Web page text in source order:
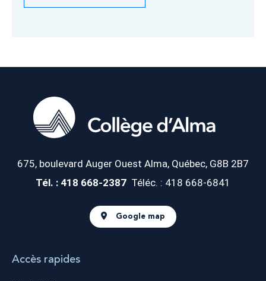
675, boulevard Auger Ouest Alma, Québec, G8B 2B7
Tél. : 418 668-2387 Téléc. : 418 668-6841
Google map
Accès rapides